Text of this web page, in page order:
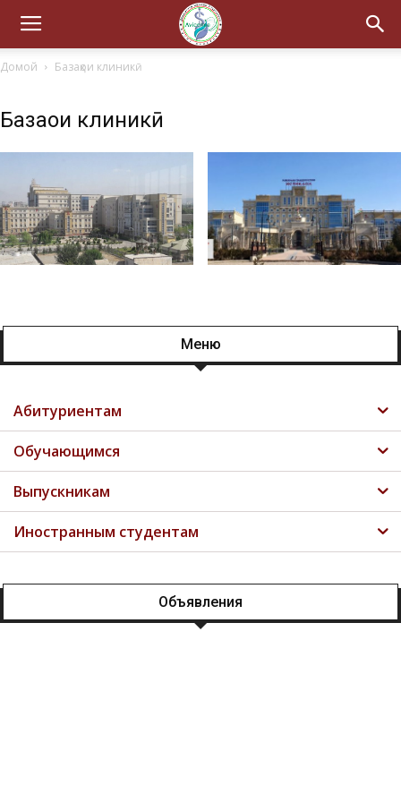
Домой Базаҳои клиникӣ
Базаҳои клиникӣ
Меню
Абитуриентам
Обучающимся
Выпускникам
Иностранным студентам
Объявления